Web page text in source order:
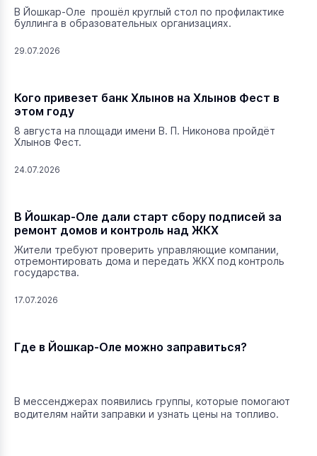
В Йошкар-Оле прошёл круглый стол по профилактике
буллинга в образовательных организациях.
29.07.2026
Кого привезет банк Хлынов на Хлынов Фест в
этом году
8 августа на площади имени В. П. Никонова пройдёт
Хлынов Фест.
24.07.2026
В Йошкар-Оле дали старт сбору подписей за
ремонт домов и контроль над ЖКХ
Жители требуют проверить управляющие компании,
отремонтировать дома и передать ЖКХ под контроль
государства.
17.07.2026
Где в Йошкар-Оле можно заправиться?
В мессенджерах появились группы, которые помогают
водителям найти заправки и узнать цены на топливо.